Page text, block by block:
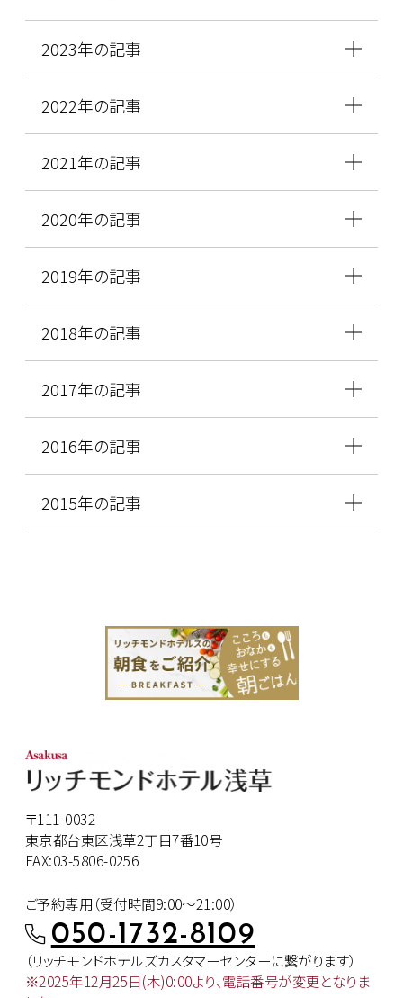
2023年の記事
2022年の記事
2021年の記事
2020年の記事
2019年の記事
2018年の記事
2017年の記事
2016年の記事
2015年の記事
〒111-0032
東京都台東区浅草2丁目7番10号
FAX:03-5806-0256
ご予約専用（受付時間9:00～21:00）
050-1732-8109
（リッチモンドホテルズカスタマーセンターに繋がります）
※2025年12月25日(木)0:00より、電話番号が変更となりま